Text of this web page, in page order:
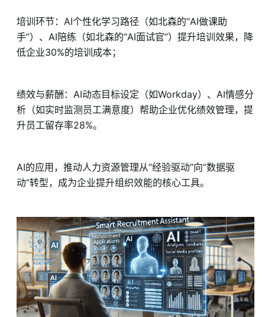
培训环节：AI个性化学习路径（如北森的“AI做课助
手”）、AI陪练（如北森的“AI面试官”）提升培训效果，降
低企业30%的培训成本；
绩效与薪酬：AI动态目标设定（如Workday）、AI情感分
析（如实时监测员工满意度）帮助企业优化绩效管理，提
升员工留存率28%。
AI的应用，推动人力资源管理从“经验驱动”向“数据驱
动”转型，成为企业提升组织效能的核心工具。